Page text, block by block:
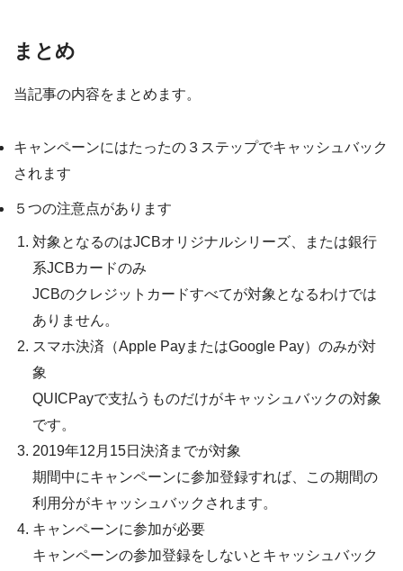
まとめ
当記事の内容をまとめます。
キャンペーンにはたったの３ステップでキャッシュバック
されます
５つの注意点があります
対象となるのはJCBオリジナルシリーズ、または銀行
系JCBカードのみ
JCBのクレジットカードすべてが対象となるわけでは
ありません。
スマホ決済（Apple PayまたはGoogle Pay）のみが対
象
QUICPayで支払うものだけがキャッシュバックの対象
です。
2019年12月15日決済までが対象
期間中にキャンペーンに参加登録すれば、この期間の
利用分がキャッシュバックされます。
キャンペーンに参加が必要
キャンペーンの参加登録をしないとキャッシュバック